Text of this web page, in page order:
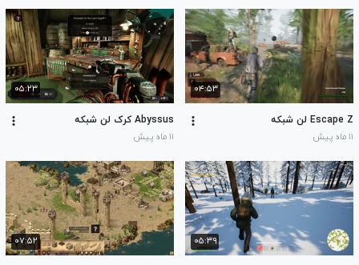
۰۴:۵۳
Escape Z لن شبکه
۱۱ ماه پیش
۰۵:۲۳
Abyssus کرک لن شبکه
۱۱ ماه پیش
۰۵:۳۹ ۰۷:۵۲